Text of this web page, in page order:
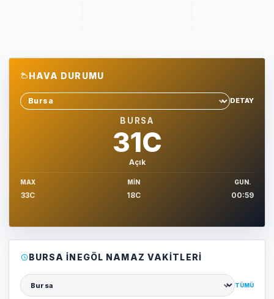
HAVA DURUMU
Sehir sec
DETAY
BURSA
31C
Açık
MAX
33C
MIN
18C
GUN.
00:59
BURSA İNEGÖL NAMAZ VAKITLERI
Şehir seçin
TÜMÜ